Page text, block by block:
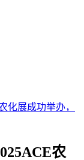
化展成功举办，
农